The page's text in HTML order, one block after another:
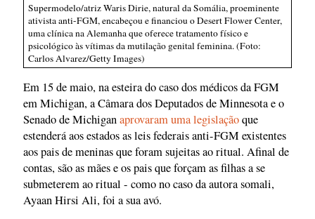
Supermodelo/atriz Waris Dirie, natural da Somália, proeminente
ativista anti-FGM, encabeçou e financiou o Desert Flower Center,
uma clínica na Alemanha que oferece tratamento físico e
psicológico às vítimas da mutilação genital feminina. (Foto:
Carlos Alvarez/Getty Images)
Em 15 de maio, na esteira do caso dos médicos da FGM
em Michigan, a Câmara dos Deputados de Minnesota e o
Senado de Michiganaprovaram uma legislaçãoque
estenderá aos estados as leis federais anti-FGM existentes
aos pais de meninas que foram sujeitas ao ritual. Afinal de
contas, são as mães e os pais que forçam as filhas a se
submeterem ao ritual - como no caso da autora somali,
Ayaan Hirsi Ali, foi a sua avó.